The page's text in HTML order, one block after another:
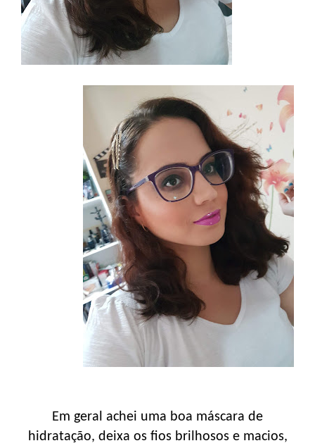
Em geral achei uma boa máscara de
hidratação, deixa os fios brilhosos e macios,